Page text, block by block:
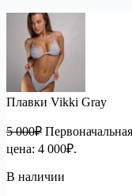
Плавки Vikki Gray
5 000₽
цена: 4 000₽.
В наличии